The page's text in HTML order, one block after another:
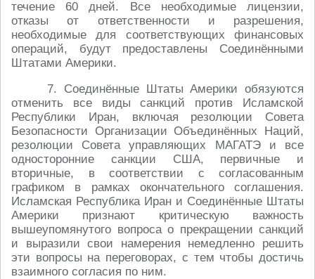
течение 60 дней. Все необходимые лицензии,
отказы от ответственности и разрешения,
необходимые для соответствующих финансовых
операций, будут предоставлены Соединёнными
Штатами Америки.
7. Соединённые Штаты Америки обязуются
отменить все виды санкций против Исламской
Республики Иран, включая резолюции Совета
Безопасности Организации Объединённых Наций,
резолюции Совета управляющих МАГАТЭ и все
односторонние санкции США, первичные и
вторичные, в соответствии с согласованным
графиком в рамках окончательного соглашения.
Исламская Республика Иран и Соединённые Штаты
Америки признают критическую важность
вышеупомянутого вопроса о прекращении санкций
и выразили свои намерения немедленно решить
эти вопросы на переговорах, с тем чтобы достичь
взаимного согласия по ним.